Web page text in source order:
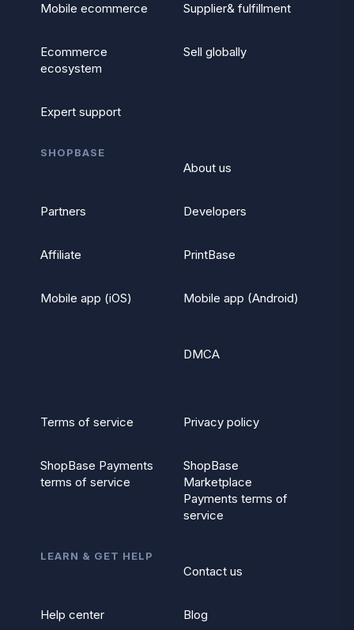
Mobile ecommerce Supplier& fulfillment
Ecommerce
ecosystem
Sell globally
Expert support
SHOPBASE
About us
Partners Developers
Affiliate PrintBase
Mobile app (iOS) Mobile app (Android)
DMCA
Terms of service Privacy policy
ShopBase Payments
terms of service
ShopBase
Marketplace
Payments terms of
service
LEARN & GET HELP
Contact us
Help center Blog